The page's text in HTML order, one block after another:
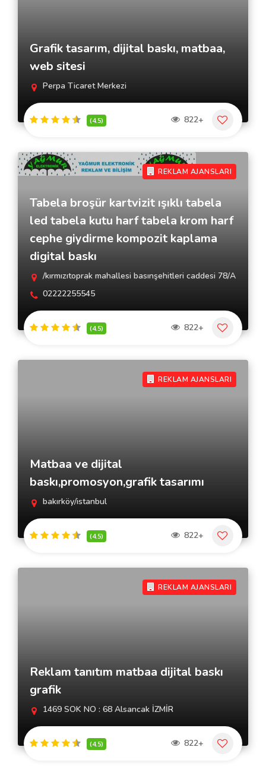
Grafik tasarım, dijital baskı, matbaa,
web sitesi
Perpa Ticaret Merkezi
(4.5) 822+
REKLAM AJANSLARI
Tabela broşür kartvizit ışıklı tabela
led tabela kutu harf tabela krom harf
cephe giydirme kompozit kaplama
digital baskı
/kırmızıtoprak mahallesi basınşehitleri caddesi 78/A
02222255545
(4.5) 822+
REKLAM AJANSLARI
Matbaa ve dijital
baskı,promosyon,grafik tasarımı
bakırköy/istanbul
(4.5) 822+
REKLAM AJANSLARI
Reklam tanıtım matbaa dijital baskı
grafik
1469 SOK NO : 68 Alsancak İZMİR
(4.5) 822+